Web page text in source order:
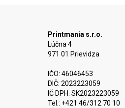
Printmania s.r.o.
Lúčna 4
971 01 Prievidza
IČO: 46046453
DIČ: 2023223059
IČ DPH: SK2023223059
Tel.: +421 46/312 70 10